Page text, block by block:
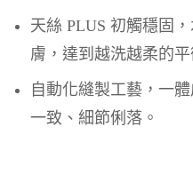
天絲 PLUS 初觸穩固
膚，達到越洗越柔的平
自動化縫製工藝，一
一致、細節俐落。